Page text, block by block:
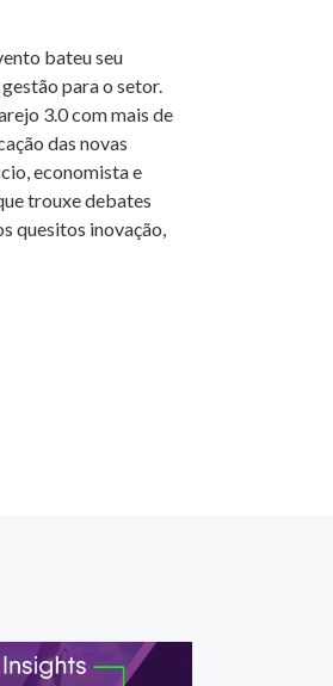
bateu seu
para o setor.
3.0 com mais de
das novas
economista e
trouxe debates
quesitos inovação,